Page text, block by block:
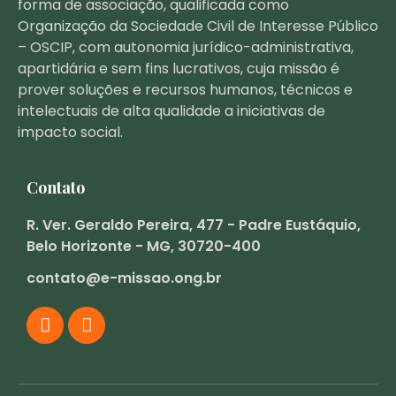
forma de associação, qualificada como
Organização da Sociedade Civil de Interesse Público
– OSCIP, com autonomia jurídico-administrativa,
apartidária e sem fins lucrativos, cuja missão é
prover soluções e recursos humanos, técnicos e
intelectuais de alta qualidade a iniciativas de
impacto social.
Contato
R. Ver. Geraldo Pereira, 477 - Padre Eustáquio,
Belo Horizonte - MG, 30720-400
contato@e-missao.ong.br